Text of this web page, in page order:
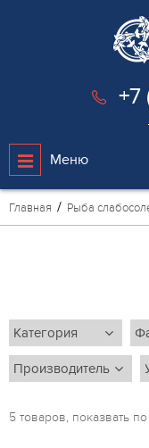
+7
Меню
Главная Рыба
5 товаров, показвать по